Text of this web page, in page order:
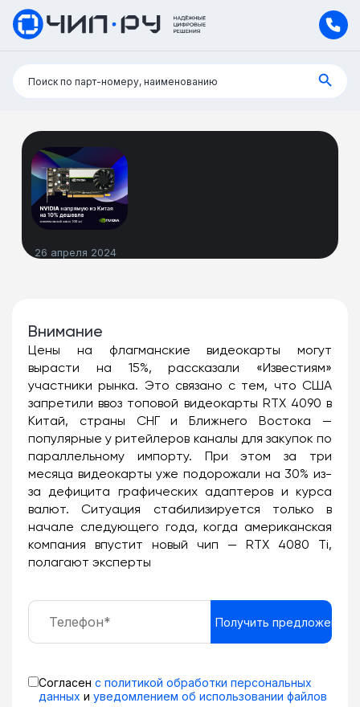
Поиск:
Поиск по парт-номеру, наименованию
26 апреля 2024
Внимание
Цены на флагманские видеокарты могут
вырасти на 15%, рассказали «Известиям»
участники рынка. Это связано с тем, что США
запретили ввоз топовой видеокарты RTX 4090 в
Китай, страны СНГ и Ближнего Востока —
популярные у ритейлеров каналы для закупок по
параллельному импорту. При этом за три
месяца видеокарты уже подорожали на 30% из-
за дефицита графических адаптеров и курса
валют. Ситуация стабилизируется только в
начале следующего года, когда американская
компания впустит новый чип — RTX 4080 Ti,
полагают эксперты
Согласен с политикой обработки персональных
данных и уведомлением об использовании файлов